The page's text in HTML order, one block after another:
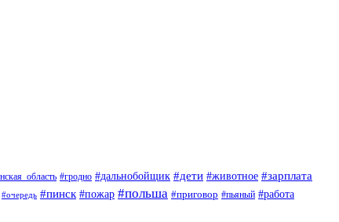
#гродно #дальнобойщик #дети #животное #зарплата
#очередь #пинск #пожар #польша #приговор #пьяный #работа